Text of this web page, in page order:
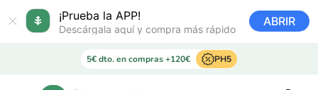
¡Prueba la APP!
Descárgala aquí y compra más rápido
ABRIR
directamente
al contenido
5€ dto. en compras +120€ PH5